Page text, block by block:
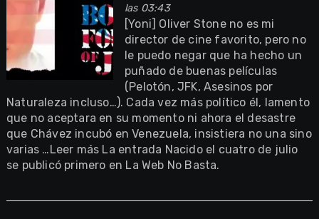
las 03:43
[Yoni] Oliver Stone no es mi
director de cine favorito, pero no
le puedo negar que ha hecho un
puñado de buenas películas
(Pelotón, JFK, Asesinos por
Naturaleza incluso…). Cada vez más político él, lamento
que no aceptara en su momento ni ahora el desastre
que Chávez incubó en Venezuela, insistiera no una sino
varias …Leer más La entrada Nacido el cuatro de julio
se publicó primero en La Web No Basta.